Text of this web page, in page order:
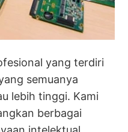
yang terdiri
semuanya
lebih tinggi. Kami
berbagai